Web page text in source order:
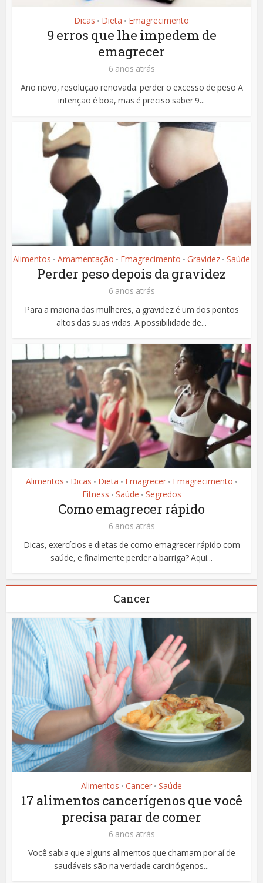
Dicas • Dieta • Emagrecimento
9 erros que lhe impedem de
emagrecer
6 anos atrás
Ano novo, resolução renovada: perder o excesso de peso A
intenção é boa, mas é preciso saber 9...
Alimentos • Amamentação • Emagrecimento • Gravidez • Saúde
Perder peso depois da gravidez
6 anos atrás
Para a maioria das mulheres, a gravidez é um dos pontos
altos das suas vidas. A possibilidade de...
Alimentos • Dicas • Dieta • Emagrecer • Emagrecimento •
Fitness • Saúde • Segredos
Como emagrecer rápido
6 anos atrás
Dicas, exercícios e dietas de como emagrecer rápido com
saúde, e finalmente perder a barriga? Aqui...
Cancer
Alimentos • Cancer • Saúde
17 alimentos cancerígenos que você
precisa parar de comer
6 anos atrás
Você sabia que alguns alimentos que chamam por aí de
saudáveis são na verdade carcinógenos...